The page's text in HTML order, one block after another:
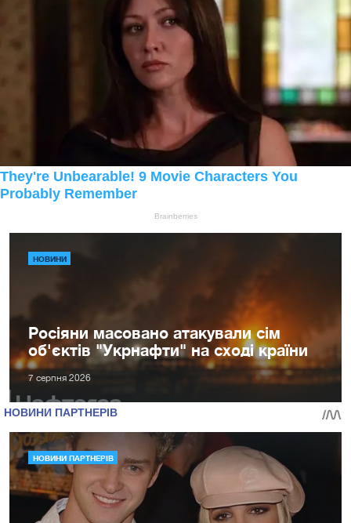
НОВИНИ
Росіяни масовано атакували сім
об'єктів "Укрнафти" на сході країни
7 серпня 2026